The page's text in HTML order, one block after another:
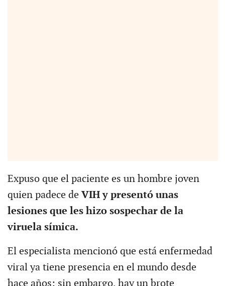
Expuso que el paciente es un hombre joven
quien padece de VIH y presentó unas
lesiones que les hizo sospechar de la
viruela símica.
El especialista mencionó que está enfermedad
viral ya tiene presencia en el mundo desde
hace años; sin embargo, hay un brote